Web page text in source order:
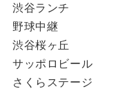
渋谷ランチ
野球中継
渋谷桜ヶ丘
サッポロビール
さくらステージ